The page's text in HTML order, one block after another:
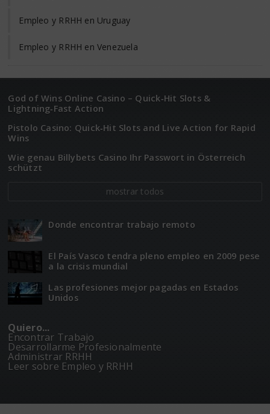
Empleo y RRHH en Uruguay
Empleo y RRHH en Venezuela
God of Wins Online Casino – Quick‑Hit Slots &
Lightning‑Fast Action
Pistolo Casino: Quick‑Hit Slots and Live Action for Rapid
Wins
Wie genau Billybets Casino Ihr Passwort in Österreich
schützt
mostrar todos
Donde encontrar trabajo remoto
El Paí­­s Vasco tendra pleno empleo en 2009 pese
a la crisis mundial
Las profesiones mejor pagadas en Estados
Unidos
Quiero...
Encontrar Trabajo
Desarrollarme Profesionalmente
Administrar RRHH
Leer sobre Empleo y RRHH